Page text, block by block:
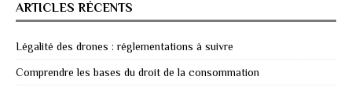
ARTICLES RÉCENTS
Légalité des drones : réglementations à suivre
Comprendre les bases du droit de la consommation